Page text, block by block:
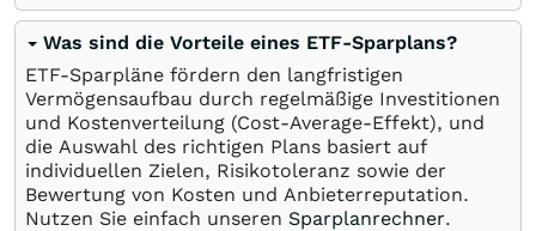
Was sind die Vorteile eines ETF-Sparplans?
ETF-Sparpläne fördern den langfristigen
Vermögensaufbau durch regelmäßige Investitionen
und Kostenverteilung (Cost-Average-Effekt), und
die Auswahl des richtigen Plans basiert auf
individuellen Zielen, Risikotoleranz sowie der
Bewertung von Kosten und Anbieterreputation.
Nutzen Sie einfach unseren Sparplanrechner.